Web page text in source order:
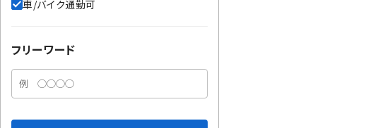
車/バイク通勤可
フリーワード